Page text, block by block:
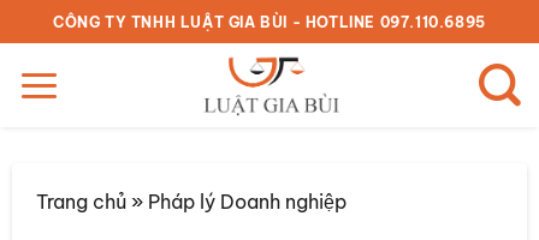
qua
nội
dung
CÔNG TY TNHH LUẬT GIA BÙI - HOTLINE 097.110.6895
Trang chủ» Pháp lý Doanh nghiệp